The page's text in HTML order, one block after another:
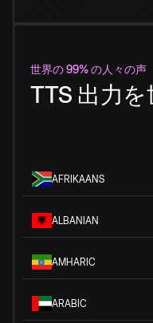
世界の 99% の人々の声
TTS 出力
AFRIKAANS
ALBANIAN
AMHARIC
ARABIC